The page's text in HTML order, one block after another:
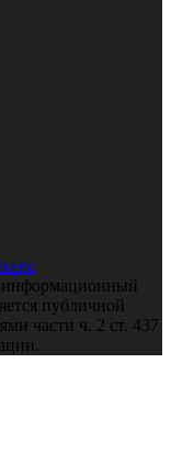
информационный
публичной
части ч. 2 ст. 437